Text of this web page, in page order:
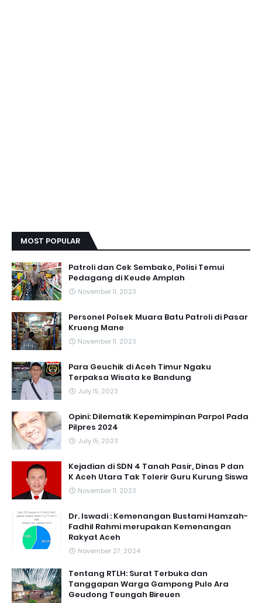
MOST POPULAR
Patroli dan Cek Sembako, Polisi Temui
Pedagang di Keude Amplah
November 11, 2023
Personel Polsek Muara Batu Patroli di Pasar
Krueng Mane
November 11, 2023
Para Geuchik di Aceh Timur Ngaku
Terpaksa Wisata ke Bandung
July 15, 2023
Opini: Dilematik Kepemimpinan Parpol Pada
Pilpres 2024
July 15, 2023
Kejadian di SDN 4 Tanah Pasir, Dinas P dan
K Aceh Utara Tak Tolerir Guru Kurung Siswa
November 11, 2023
Dr. Iswadi : Kemenangan Bustami Hamzah-
Fadhil Rahmi merupakan Kemenangan
Rakyat Aceh
November 27, 2024
Tentang RTLH: Surat Terbuka dan
Tanggapan Warga Gampong Pulo Ara
Geudong Teungah Bireuen